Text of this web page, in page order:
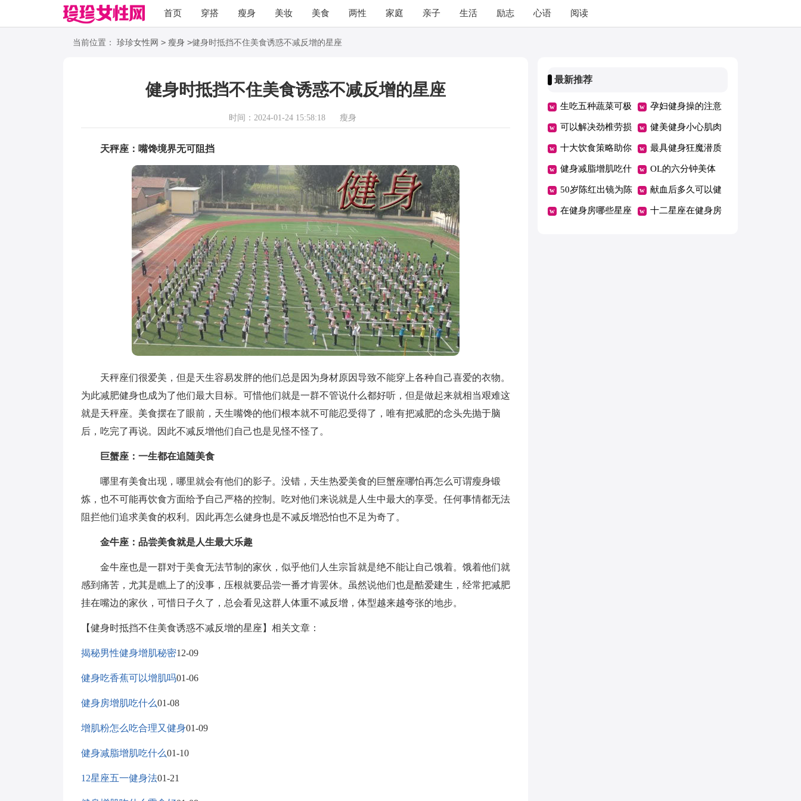
首页 穿搭 瘦身 美妆 美食 两性 家庭 亲子 生活 励志 心语 阅读
职场 语录
当前位置： 珍珍女性网 > 瘦身 >健身时抵挡不住美食诱惑不减反增的星座
健身时抵挡不住美食诱惑不减反增的星座
时间：2024-01-24 15:58:18 瘦身
天秤座：嘴馋境界无可阻挡
天秤座们很爱美，但是天生容易发胖的他们总是因为身材原因导致不能穿上各种自己喜爱的衣物。
为此减肥健身也成为了他们最大目标。可惜他们就是一群不管说什么都好听，但是做起来就相当艰难这
就是天秤座。美食摆在了眼前，天生嘴馋的他们根本就不可能忍受得了，唯有把减肥的念头先抛于脑
后，吃完了再说。因此不减反增他们自己也是见怪不怪了。
巨蟹座：一生都在追随美食
哪里有美食出现，哪里就会有他们的影子。没错，天生热爱美食的巨蟹座哪怕再怎么可谓瘦身锻
炼，也不可能再饮食方面给予自己严格的控制。吃对他们来说就是人生中最大的享受。任何事情都无法
阻拦他们追求美食的权利。因此再怎么健身也是不减反增恐怕也不足为奇了。
金牛座：品尝美食就是人生最大乐趣
金牛座也是一群对于美食无法节制的家伙，似乎他们人生宗旨就是绝不能让自己饿着。饿着他们就
感到痛苦，尤其是瞧上了的没事，压根就要品尝一番才肯罢休。虽然说他们也是酷爱建生，经常把减肥
挂在嘴边的家伙，可惜日子久了，总会看见这群人体重不减反增，体型越来越夸张的地步。
【健身时抵挡不住美食诱惑不减反增的星座】相关文章：
揭秘男性健身增肌秘密12-09
健身吃香蕉可以增肌吗01-06
健身房增肌吃什么01-08
增肌粉怎么吃合理又健身01-09
健身减脂增肌吃什么01-10
12星座五一健身法01-21
最新推荐
生吃五种蔬菜可极
速瘦身
孕妇健身操的注意
事项
可以解决劲椎劳损
的健身操
健美健身小心肌肉
拉伤
十大饮食策略助你
冬季瘦身
最具健身狂魔潜质
的星座
健身减脂增肌吃什
么
OL的六分钟美体
健身操
50岁陈红出镜为陈
凯歌庆生身段仍像
献血后多久可以健
身
在健身房哪些星座 十二星座在健身房